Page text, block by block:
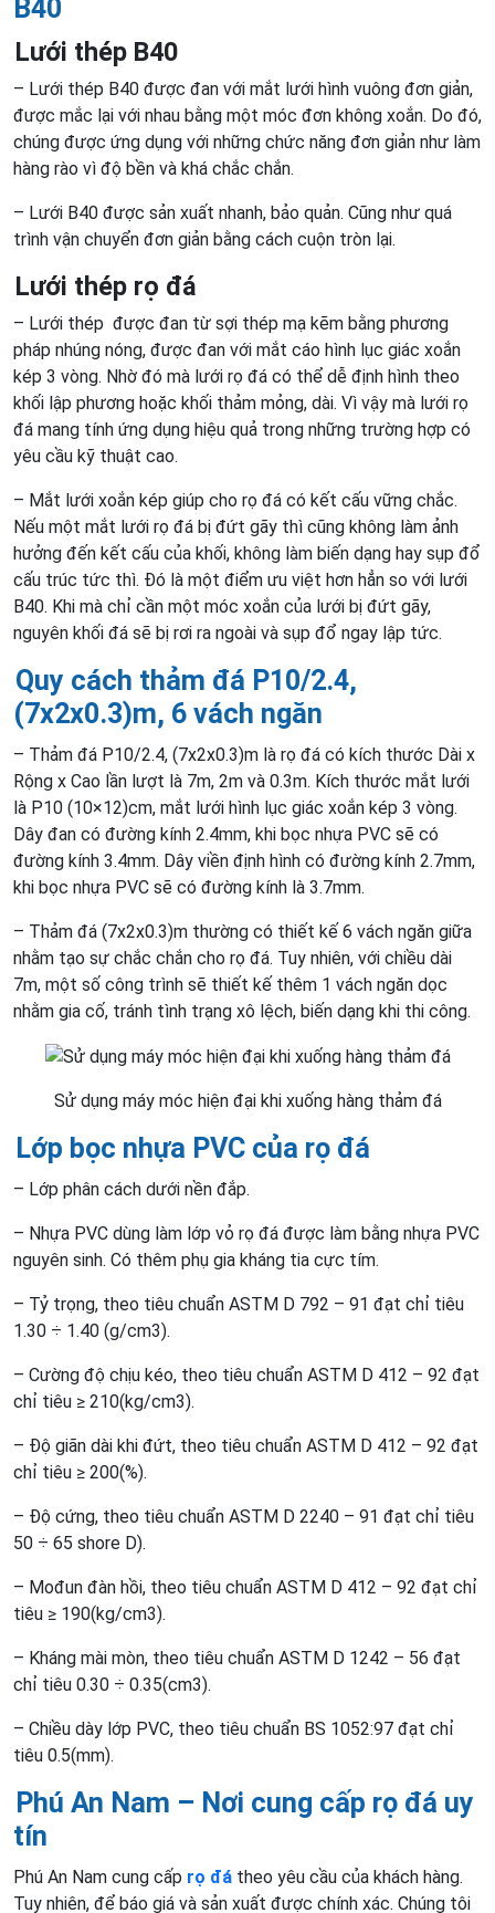
B40
Lưới thép B40
– Lưới thép B40 được đan với mắt lưới hình vuông đơn giản,
được mắc lại với nhau bằng một móc đơn không xoắn. Do đó,
chúng được ứng dụng với những chức năng đơn giản như làm
hàng rào vì độ bền và khá chắc chắn.
– Lưới B40 được sản xuất nhanh, bảo quản. Cũng như quá
trình vận chuyển đơn giản bằng cách cuộn tròn lại.
Lưới thép rọ đá
– Lưới thép được đan từ sợi thép mạ kẽm bằng phương
pháp nhúng nóng, được đan với mắt cáo hình lục giác xoắn
kép 3 vòng. Nhờ đó mà lưới rọ đá có thể dễ định hình theo
khối lập phương hoặc khối thảm mỏng, dài. Vì vậy mà lưới rọ
đá mang tính ứng dụng hiệu quả trong những trường hợp có
yêu cầu kỹ thuật cao.
– Mắt lưới xoắn kép giúp cho rọ đá có kết cấu vững chắc.
Nếu một mắt lưới rọ đá bị đứt gãy thì cũng không làm ảnh
hưởng đến kết cấu của khối, không làm biến dạng hay sụp đổ
cấu trúc tức thì. Đó là một điểm ưu việt hơn hẳn so với lưới
B40. Khi mà chỉ cần một móc xoắn của lưới bị đứt gãy,
nguyên khối đá sẽ bị rơi ra ngoài và sụp đổ ngay lập tức.
Quy cách thảm đá P10/2.4,
(7x2x0.3)m, 6 vách ngăn
– Thảm đá P10/2.4, (7x2x0.3)m là rọ đá có kích thước Dài x
Rộng x Cao lần lượt là 7m, 2m và 0.3m. Kích thước mắt lưới
là P10 (10×12)cm, mắt lưới hình lục giác xoắn kép 3 vòng.
Dây đan có đường kính 2.4mm, khi bọc nhựa PVC sẽ có
đường kính 3.4mm. Dây viền định hình có đường kính 2.7mm,
khi bọc nhựa PVC sẽ có đường kính là 3.7mm.
– Thảm đá (7x2x0.3)m thường có thiết kế 6 vách ngăn giữa
nhằm tạo sự chắc chắn cho rọ đá. Tuy nhiên, với chiều dài
7m, một số công trình sẽ thiết kế thêm 1 vách ngăn dọc
nhằm gia cố, tránh tình trạng xô lệch, biến dạng khi thi công.
Sử dụng máy móc hiện đại khi xuống hàng thảm đá
Lớp bọc nhựa PVC của rọ đá
– Lớp phân cách dưới nền đắp.
– Nhựa PVC dùng làm lớp vỏ rọ đá được làm bằng nhựa PVC
nguyên sinh. Có thêm phụ gia kháng tia cực tím.
– Tỷ trọng, theo tiêu chuẩn ASTM D 792 – 91 đạt chỉ tiêu
1.30 ÷ 1.40 (g/cm3).
– Cường độ chịu kéo, theo tiêu chuẩn ASTM D 412 – 92 đạt
chỉ tiêu ≥ 210(kg/cm3).
– Độ giãn dài khi đứt, theo tiêu chuẩn ASTM D 412 – 92 đạt
chỉ tiêu ≥ 200(%).
– Độ cứng, theo tiêu chuẩn ASTM D 2240 – 91 đạt chỉ tiêu
50 ÷ 65 shore D).
– Mođun đàn hồi, theo tiêu chuẩn ASTM D 412 – 92 đạt chỉ
tiêu ≥ 190(kg/cm3).
– Kháng mài mòn, theo tiêu chuẩn ASTM D 1242 – 56 đạt
chỉ tiêu 0.30 ÷ 0.35(cm3).
– Chiều dày lớp PVC, theo tiêu chuẩn BS 1052:97 đạt chỉ
tiêu 0.5(mm).
Phú An Nam – Nơi cung cấp rọ đá uy
tín
Phú An Nam cung cấp rọ đá theo yêu cầu của khách hàng.
Tuy nhiên, để báo giá và sản xuất được chính xác. Chúng tôi